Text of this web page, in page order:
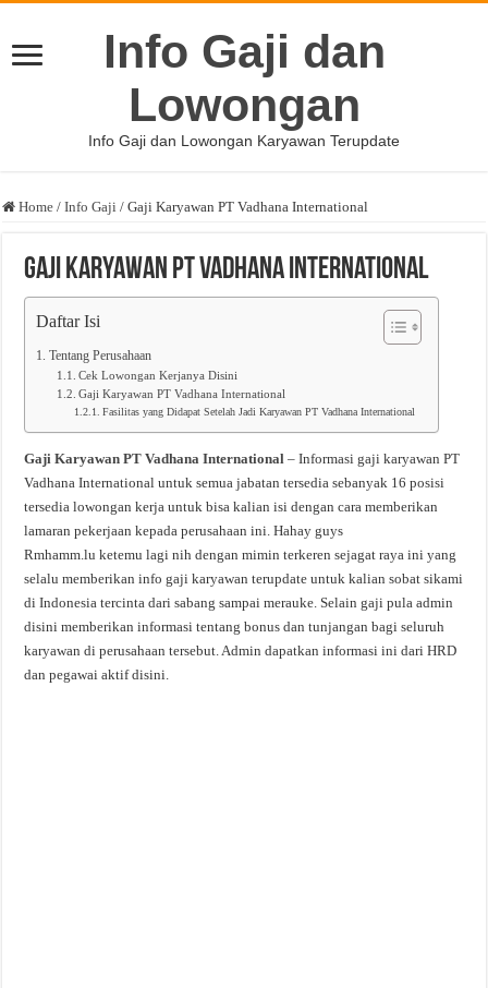
Info Gaji dan
Lowongan
Info Gaji dan Lowongan Karyawan Terupdate
Home / Info Gaji / Gaji Karyawan PT Vadhana International
Gaji Karyawan PT Vadhana International
Daftar Isi
Tentang Perusahaan
Cek Lowongan Kerjanya Disini
Gaji Karyawan PT Vadhana International
Fasilitas yang Didapat Setelah Jadi Karyawan PT Vadhana International
Gaji Karyawan PT Vadhana International – Informasi gaji karyawan PT
Vadhana International untuk semua jabatan tersedia sebanyak 16 posisi
tersedia lowongan kerja untuk bisa kalian isi dengan cara memberikan
lamaran pekerjaan kepada perusahaan ini. Hahay guys
Rmhamm.lu ketemu lagi nih dengan mimin terkeren sejagat raya ini yang
selalu memberikan info gaji karyawan terupdate untuk kalian sobat sikami
di Indonesia tercinta dari sabang sampai merauke. Selain gaji pula admin
disini memberikan informasi tentang bonus dan tunjangan bagi seluruh
karyawan di perusahaan tersebut. Admin dapatkan informasi ini dari HRD
dan pegawai aktif disini.